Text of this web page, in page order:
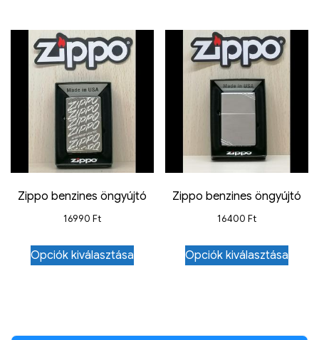
Zippo benzines öngyújtó
16990 Ft
Opciók kiválasztása
Zippo benzines öngyújtó
16400Ft
Opciók kiválasztása